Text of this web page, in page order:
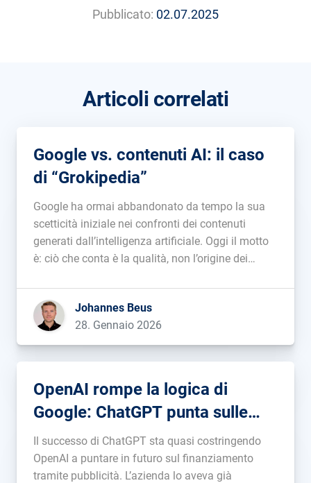
Pubblicato: 02.07.2025
Articoli correlati
Google vs. contenuti AI: il caso
di “Grokipedia”
Google ha ormai abbandonato da tempo la sua
scetticità iniziale nei confronti dei contenuti
generati dall’intelligenza artificiale. Oggi il motto
è: ciò che conta è la qualità, non l’origine dei
contenuti e non su come vengono prodotti”).
Grokipedia, un’enciclopedia che Elon Musk […]...
Johannes Beus
28. Gennaio 2026
OpenAI rompe la logica di
Google: ChatGPT punta sulle
impression invece che sui click
Il successo di ChatGPT sta quasi costringendo
OpenAI a puntare in futuro sul finanziamento
tramite pubblicità. L’azienda lo aveva già